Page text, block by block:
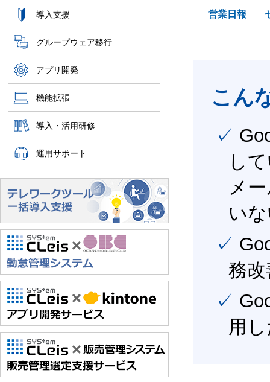
導入支援
グループウェア移行
アプリ開発
機能拡張
導入・活用研修
運用サポート
営業日報
こん
✓ Google Workspace（旧G Suite） を社内で導入
し
メ
い
✓ Google Workspace（旧G Suite） を活用し、業
務
✓ Google Workspace（旧G Suite） を最大限に活
用